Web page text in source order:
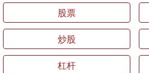
股票
炒股
杠杆